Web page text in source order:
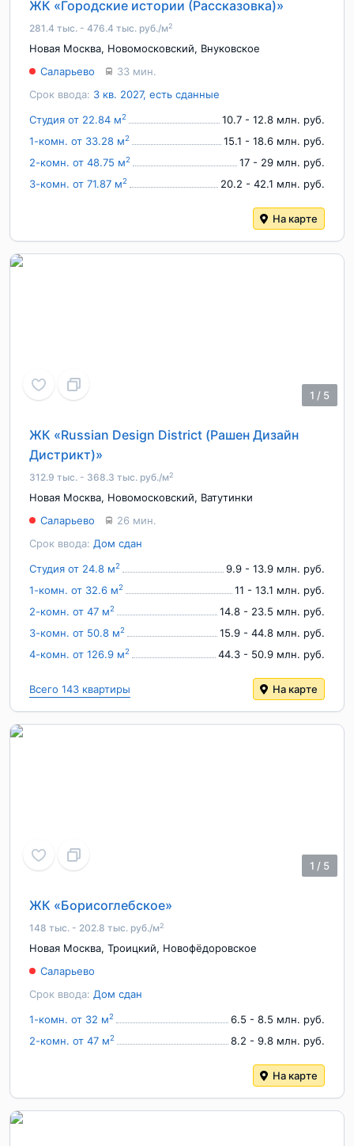
ЖК «Городские истории (Рассказовка)»
281.4 тыс. - 476.4 тыс. руб./м2
Новая Москва, Новомосковский, Внуковское
Срок ввода: 3 кв. 2027, есть сданные
Саларьево 33 мин.
Студия от 22.84 м2
10.7 - 12.8 млн. руб.
1-комн. от 33.28 м2
15.1 - 18.6 млн. руб.
2-комн. от 48.75 м2
17 - 29 млн. руб.
3-комн. от 71.87 м2 20.2 - 42.1 млн. руб.
На карте
1 / 5
ЖК «Russian Design District (Рашен Дизайн
Дистрикт)»
312.9 тыс. - 368.3 тыс. руб./м2
Новая Москва, Новомосковский, Ватутинки
Срок ввода: Дом сдан
Саларьево 26 мин.
Студия от 24.8 м2
9.9 - 13.9 млн. руб.
1-комн. от 32.6 м2
11 - 13.1 млн. руб.
2-комн. от 47 м2
14.8 - 23.5 млн. руб.
3-комн. от 50.8 м2
15.9 - 44.8 млн. руб.
4-комн. от 126.9 м2 44.3 - 50.9 млн. руб.
Всего 143 квартиры На карте
1 / 5
ЖК «Борисоглебское»
148 тыс. - 202.8 тыс. руб./м2
Новая Москва, Троицкий, Новофёдоровское
Срок ввода: Дом сдан
Саларьево
1-комн. от 32 м2
6.5 - 8.5 млн. руб.
2-комн. от 47 м2 8.2 - 9.8 млн. руб.
На карте